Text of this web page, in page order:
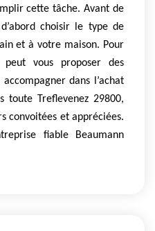
cette tâche. Avant de
choisir le type de
et à votre maison. Pour
peut vous proposer des
dans l’achat
toute Treflevenez 29800,
convoitées et appréciées.
fiable Beaumann